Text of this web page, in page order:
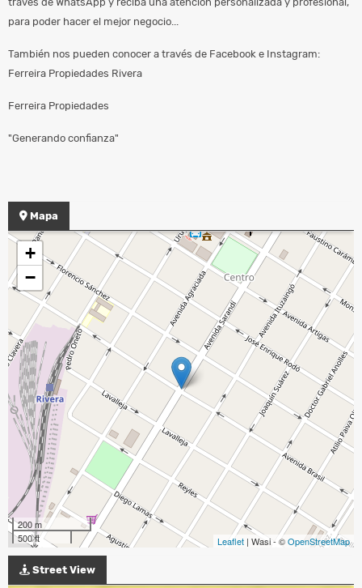
para poder hacer el mejor negocio...
También nos pueden conocer a través de Facebook e Instagram:
Ferreira Propiedades Rivera
Ferreira Propiedades
"Generando confianza"
Mapa
+
−
200 m
500 ft
Leaflet | Wasi - ©OpenStreetMap
Street View